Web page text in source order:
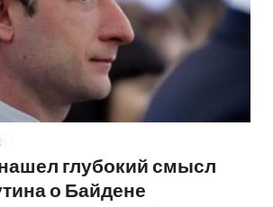
глубокий смысл
о Байдене